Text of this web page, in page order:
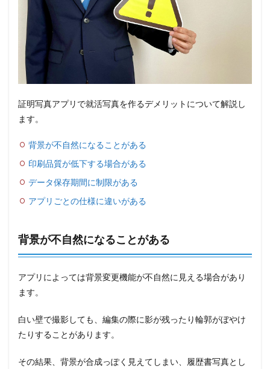
証明写真アプリで就活写真を作るデメリットについて解説し
ます。
背景が不自然になることがある
印刷品質が低下する場合がある
データ保存期間に制限がある
アプリごとの仕様に違いがある
背景が不自然になることがある
アプリによっては背景変更機能が不自然に見える場合があり
ます。
白い壁で撮影しても、編集の際に影が残ったり輪郭がぼやけ
たりすることがあります。
その結果、背景が合成っぽく見えてしまい、履歴書写真とし